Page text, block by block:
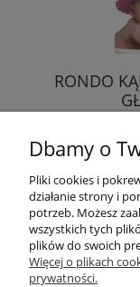
RONDO
Dbamy o
Pliki cookies i
działanie strony i
potrzeb. Możesz
wszystkich tych
plików do swoich
Więcej o plikach
prywatności.